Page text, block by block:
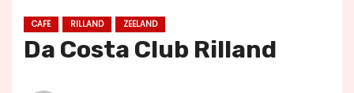
CAFE RILLAND ZEELAND
Da Costa Club Rilland